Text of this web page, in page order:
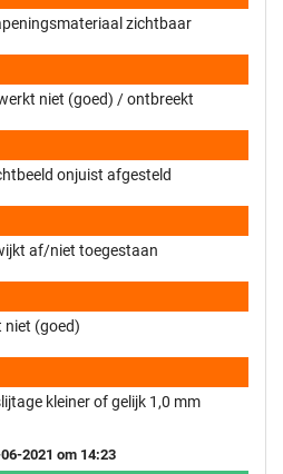
zichtbaar
niet (goed) / ontbreekt
onjuist afgesteld
af/niet toegestaan
niet (goed)
kleiner of gelijk 1,0 mm
2021 om 14:23